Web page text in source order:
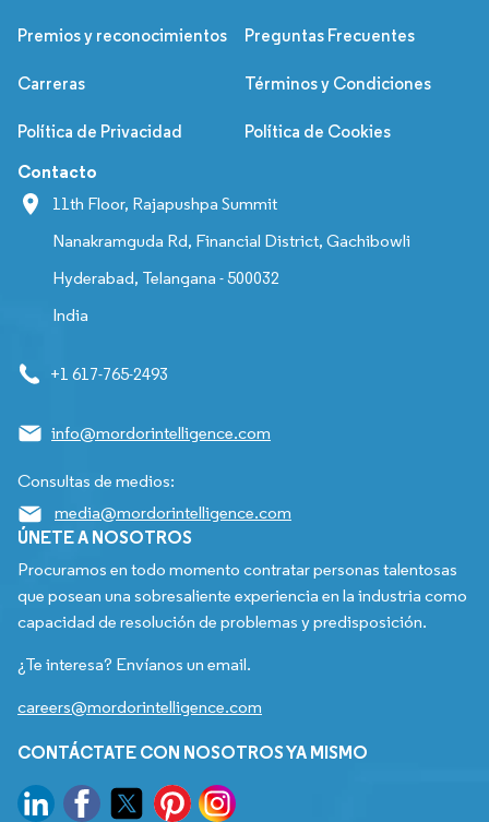
Premios y reconocimientos Preguntas Frecuentes
Carreras Términos y Condiciones
Política de Privacidad Política de Cookies
Contacto
11th Floor, Rajapushpa Summit
Nanakramguda Rd, Financial District, Gachibowli
Hyderabad, Telangana - 500032
India
+1 617-765-2493
info@mordorintelligence.com
Consultas de medios:
media@mordorintelligence.com
ÚNETE A NOSOTROS
Procuramos en todo momento contratar personas talentosas
que posean una sobresaliente experiencia en la industria como
capacidad de resolución de problemas y predisposición.
¿Te interesa? Envíanos un email.
careers@mordorintelligence.com
CONTÁCTATE CON NOSOTROS YA MISMO